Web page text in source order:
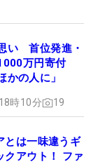
い 首位発進・
万円寄付
かの人に」
時10分 19
とは一味違うギ
クアウト！ ファ